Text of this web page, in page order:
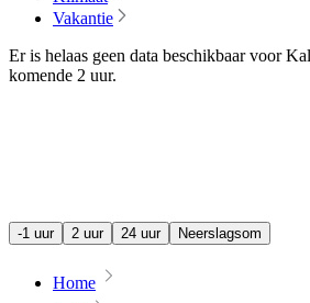
Vakantie
Er is helaas geen data beschikbaar voor
komende 2 uur.
-1 uur 2 uur 24 uur Neerslagsom
Home